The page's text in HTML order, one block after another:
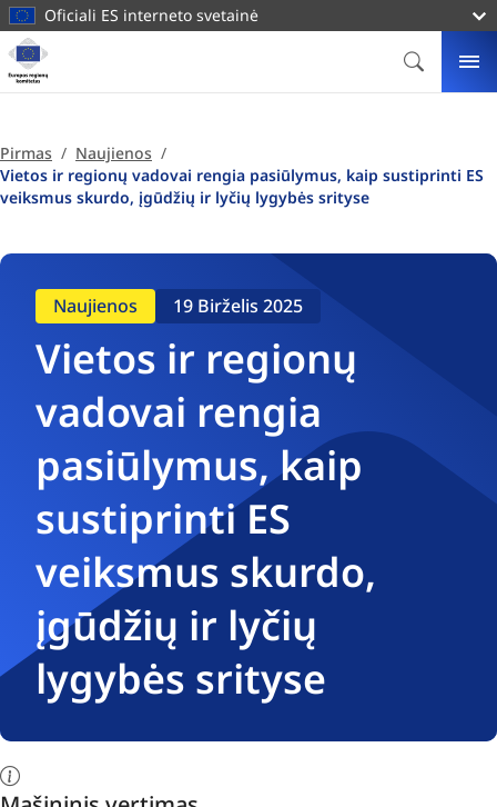
turinįOficiali ES interneto svetainė
Svetainė
Europos
regionų
PAIEŠKA
Pirmas
Naujienos
Vietos ir regionų vadovai rengia pasiūlymus, kaip sustiprinti ES
veiksmus skurdo, įgūdžių ir lyčių lygybės srityse
Naujienos 19 Birželis 2025
Vietos ir regionų
vadovai rengia
pasiūlymus, kaip
sustiprinti ES
veiksmus skurdo,
įgūdžių ir lyčių
lygybės srityse